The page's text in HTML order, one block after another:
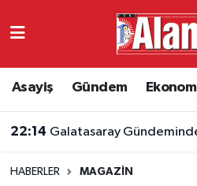
Asayiş Gündem
22:14 Galatasaray Gündemindeki
HABERLER MAGAZIN
Ekonomi
Antalya Namaz Vakitleri